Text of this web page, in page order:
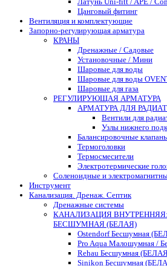
Цанговый фитинг
Вентиляция и комплектующие
Запорно-регулирующая арматура
КРАНЫ
Дренажные / Садовые
Установочные / Мини
Шаровые для воды
Шаровые для воды
Шаровые для газа
РЕГУЛИРУЮЩАЯ АРМАТУРА
АРМАТУРА ДЛЯ
Вентили для
Узлы нижнего
Балансировочные
Термоголовки
Термосмесители
Электротермические
Соленоидные и
Инструмент
Канализация. Дренаж. Септик
Дренажные системы
КАНАЛИЗАЦИЯ
БЕСШУМНАЯ (БЕЛАЯ)
Ostendorf Бесшумная
Pro Aqua Малошумная /
Rehau Бесшумная
Sinikon Бесшумная